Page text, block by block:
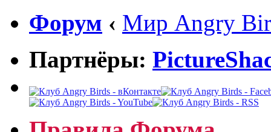
Форум ‹ Мир Angry
Партнёры: